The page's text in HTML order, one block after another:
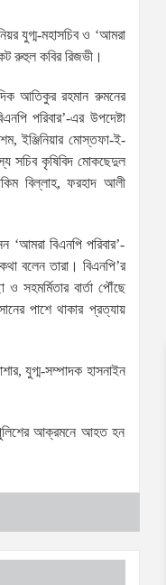
যুগ্ম-মহাসচিব ও ‘আমরা
রুহুল কবির রিজভী।
আতিকুর রহমান রুমনের
পরিবার’-এর উপদেষ্টা
ইঞ্জিনিয়ার মোস্তফা-ই-
সচিব কৃষিবিদ মোকছেদুল
বিল্লাহ, ফরহাদ আলী
বিএনপি পরিবার’-
বলেন তারা। বিএনপি’র
ও সহমর্মিতার বার্তা পৌঁছে
পাশে থাকার প্রত্যায়
যুগ্ম-সম্পাদক হাসনাইন
পুলিশের আক্রমনে আহত হন